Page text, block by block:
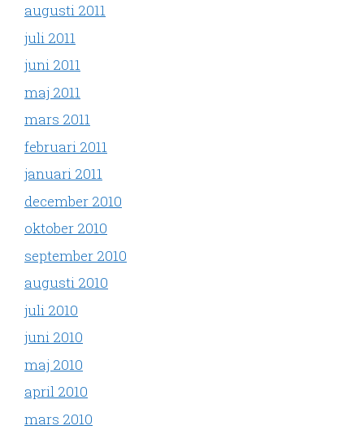
augusti 2011
juli 2011
juni 2011
maj 2011
mars 2011
februari 2011
januari 2011
december 2010
oktober 2010
september 2010
augusti 2010
juli 2010
juni 2010
maj 2010
april 2010
mars 2010